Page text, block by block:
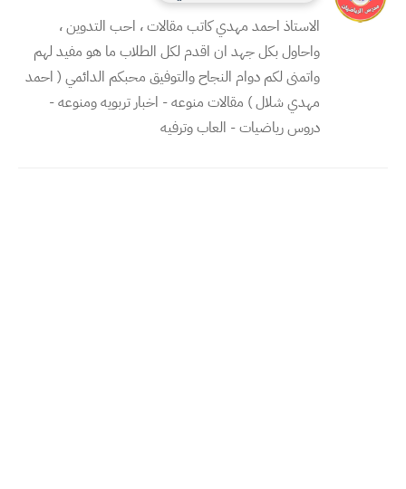
الاستاذ احمد مهدي كاتب مقالات ، احب التدوين ،
واحاول بكل جهد ان اقدم لكل الطلاب ما هو مفيد لهم
واتمنى لكم دوام النجاح والتوفيق محبكم الدائمي ( احمد
مهدي شلال ) مقالات منوعه - اخبار تربويه ومنوعه -
دروس رياضيات - العاب وترفيه